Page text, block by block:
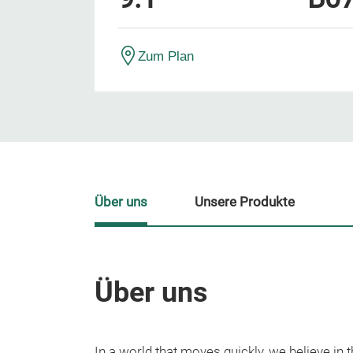
Zum Plan
Über uns
Über uns Unsere Produkte